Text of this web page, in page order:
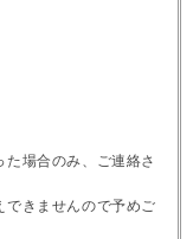
場合のみ、ご連絡さ
できませんので予めご